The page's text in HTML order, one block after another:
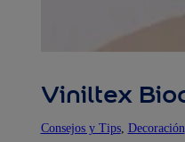
Viniltex
Consejos y Tips, Decoración